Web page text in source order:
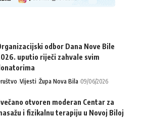
odbor Dana Nove Bile
uputio riječi zahvale svim
Vijesti Župa Nova Bila 09/06/2026
otvoren moderan Centar za
i fizikalnu terapiju u Novoj Biloj